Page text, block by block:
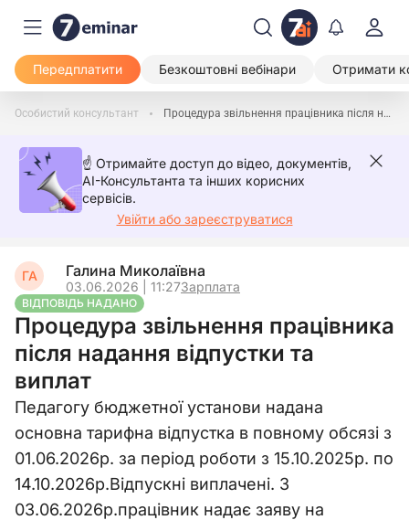
Передплатити Безкоштовні вебінари Отримати
Особистий консультант Процедура звільнення працівника після надання відпустки та виплат
☝️ Отримайте доступ до відео, документів,
AI-Консультанта та інших корисних
сервісів.
Увійти або зареєструватися
ГА Галина Миколаївна
03.06.2026 | 11:27Зарплата
ВІДПОВІДЬ НАДАНО
Процедура звільнення працівника
після надання відпустки та
виплат
Педагогу бюджетної установи надана
основна тарифна відпустка в повному обсязі з
01.06.2026р. за період роботи з 15.10.2025р. по
14.10.2026р.Відпускні виплачені. З
03.06.2026р.працівник надає заяву на